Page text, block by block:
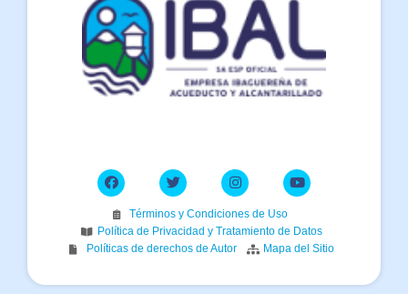
Términos y Condiciones de Uso
Política de Privacidad y Tratamiento de Datos
Políticas de derechos de Autor
Mapa del Sitio